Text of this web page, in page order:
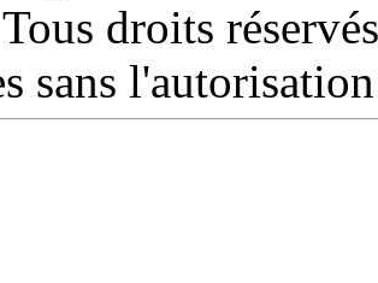
droits
sans